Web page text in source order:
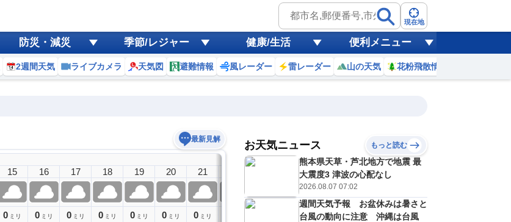
現在地
防災・減災 季節/レジャー 健康/生活 便利メニュー
2週間天気 ライブカメラ 天気図 避難情報 風レーダー 雷レーダー 山の天気 花粉飛散情報
最新見解
15
0 ミリ
16
0 ミリ
17
0 ミリ
18
0 ミリ
19
0 ミリ
20
0 ミリ
21
0 ミリ
8日(土)
0
ミリ
1
0ミリ
2
0ミリ 0 ミリ 0
お天気ニュース もっと読む
熊本県天草・芦北地方で地震 最
大震度3 津波の心配なし
2026.08.07 07:02
週間天気予報 お盆休みは暑さと
台風の動向に注意 沖縄は台風